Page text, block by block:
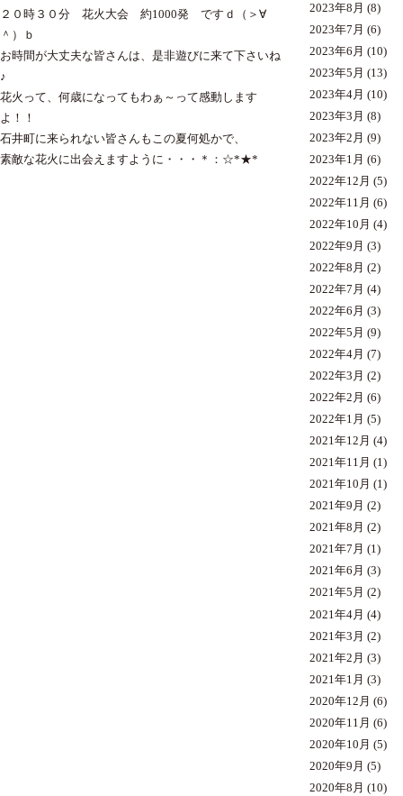
２０時３０分 花火大会 約1000発 ですｄ（＞∀
＾）ｂ
お時間が大丈夫な皆さんは、是非遊びに来て下さいね
♪
花火って、何歳になってもわぁ～って感動します
よ！！
石井町に来られない皆さんもこの夏何処かで、
素敵な花火に出会えますように・・・＊：☆*★*
2023年8月 (8)
2023年7月 (6)
2023年6月 (10)
2023年5月 (13)
2023年4月 (10)
2023年3月 (8)
2023年2月 (9)
2023年1月 (6)
2022年12月 (5)
2022年11月 (6)
2022年10月 (4)
2022年9月 (3)
2022年8月 (2)
2022年7月 (4)
2022年6月 (3)
2022年5月 (9)
2022年4月 (7)
2022年3月 (2)
2022年2月 (6)
2022年1月 (5)
2021年12月 (4)
2021年11月 (1)
2021年10月 (1)
2021年9月 (2)
2021年8月 (2)
2021年7月 (1)
2021年6月 (3)
2021年5月 (2)
2021年4月 (4)
2021年3月 (2)
2021年2月 (3)
2021年1月 (3)
2020年12月 (6)
2020年11月 (6)
2020年10月 (5)
2020年9月 (5)
2020年8月 (10)